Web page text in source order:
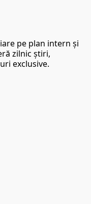
pe plan intern şi
zilnic ştiri,
exclusive.